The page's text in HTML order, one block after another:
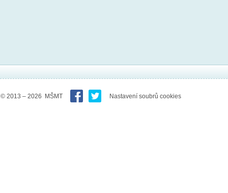
© 2013 – 2026 MŠMT Nastavení soubrů cookies